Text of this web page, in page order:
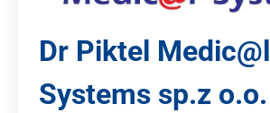
Dr Piktel Medic@l
Systems sp.z o.o.